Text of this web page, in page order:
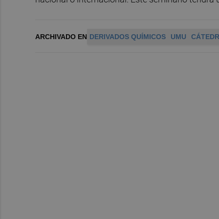
ARCHIVADO EN DERIVADOS QUÍMICOS UMU